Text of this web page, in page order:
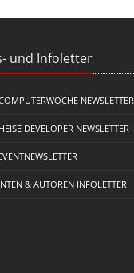
und Infoletter
NEWSLETTER
DEVELOPER NEWSLETTER
& AUTOREN INFOLETTER